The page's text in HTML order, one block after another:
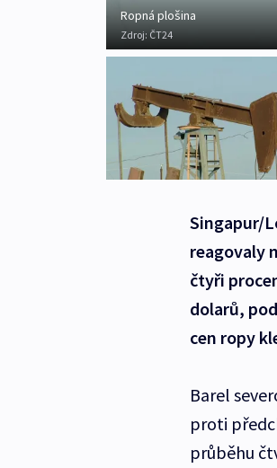
Ropná plošina
Zdroj: ČT24
Singapur/
reagovaly
čtyři
dolarů,
cen ropy
Barel
proti
průběhu